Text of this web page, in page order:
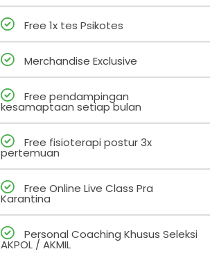
Free 1x tes Psikotes
Merchandise Exclusive
Free pendampingan
kesamaptaan setiap bulan
Free fisioterapi postur 3x
pertemuan
Free Online Live Class Pra
Karantina
Personal Coaching Khusus Seleksi
AKPOL / AKMIL